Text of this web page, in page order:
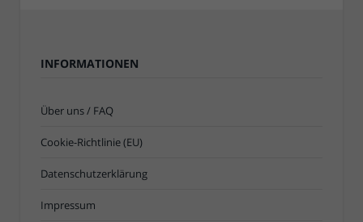
INFORMATIONEN
Über uns / FAQ
Cookie-Richtlinie (EU)
Datenschutzerklärung
Impressum